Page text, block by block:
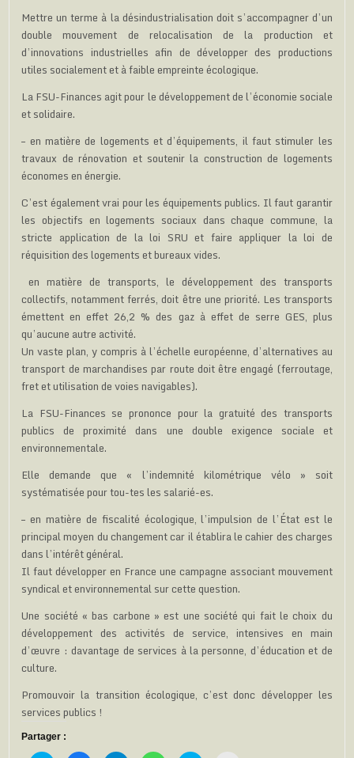
Mettre un terme à la désindustrialisation doit s’accompagner d’un
double mouvement de relocalisation de la production et
d’innovations industrielles afin de développer des productions
utiles socialement et à faible empreinte écologique.
La FSU-Finances agit pour le développement de l’économie sociale
et solidaire.
– en matière de logements et d’équipements, il faut stimuler les
travaux de rénovation et soutenir la construction de logements
économes en énergie.
C’est également vrai pour les équipements publics. Il faut garantir
les objectifs en logements sociaux dans chaque commune, la
stricte application de la loi SRU et faire appliquer la loi de
réquisition des logements et bureaux vides.
en matière de transports, le développement des transports
collectifs, notamment ferrés, doit être une priorité. Les transports
émettent en effet 26,2 % des gaz à effet de serre GES, plus
qu’aucune autre activité.
Un vaste plan, y compris à l’échelle européenne, d’alternatives au
transport de marchandises par route doit être engagé (ferroutage,
fret et utilisation de voies navigables).
La FSU-Finances se prononce pour la gratuité des transports
publics de proximité dans une double exigence sociale et
environnementale.
Elle demande que « l’indemnité kilométrique vélo » soit
systématisée pour tou-tes les salarié-es.
– en matière de fiscalité écologique, l’impulsion de l’État est le
principal moyen du changement car il établira le cahier des charges
dans l’intérêt général.
Il faut développer en France une campagne associant mouvement
syndical et environnemental sur cette question.
Une société « bas carbone » est une société qui fait le choix du
développement des activités de service, intensives en main
d’œuvre : davantage de services à la personne, d’éducation et de
culture.
Promouvoir la transition écologique, c’est donc développer les
services publics !
Partager :